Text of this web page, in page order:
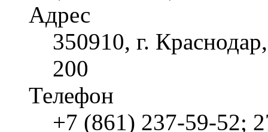
Адрес
350910, г.
200
Телефон
+7 (861) 237-59-52;